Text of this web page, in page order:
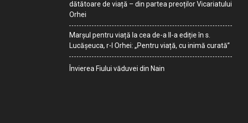
dătătoare de viață – din partea preoților Vicariatului
Orhei
Marșul pentru viață la cea de-a II-a ediție în s.
Lucășeuca, r-l Orhei: „Pentru viață, cu inimă curată”
Învierea Fiului văduvei din Nain